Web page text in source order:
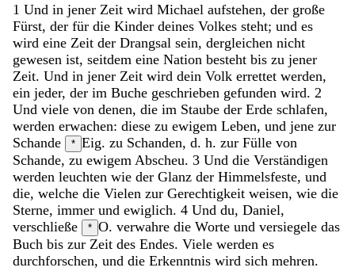
1 Und in jener Zeit wird Michael aufstehen, der große
Fürst, der für die Kinder deines Volkes steht; und es
wird eine Zeit der Drangsal sein, dergleichen nicht
gewesen ist, seitdem eine Nation besteht bis zu jener
Zeit. Und in jener Zeit wird dein Volk errettet werden,
ein jeder, der im Buche geschrieben gefunden wird. 2
Und viele von denen, die im Staube der Erde schlafen,
werden erwachen: diese zu ewigem Leben, und jene zur
Schande
* Eig. zu Schanden, d. h. zur Fülle von
Schande, zu ewigem Abscheu. 3 Und die Verständigen
werden leuchten wie der Glanz der Himmelsfeste, und
die, welche die Vielen zur Gerechtigkeit weisen, wie die
Sterne, immer und ewiglich. 4 Und du, Daniel,
verschließe
* O. verwahre die Worte und versiegele das
Buch bis zur Zeit des Endes. Viele werden es
durchforschen, und die Erkenntnis wird sich mehren.